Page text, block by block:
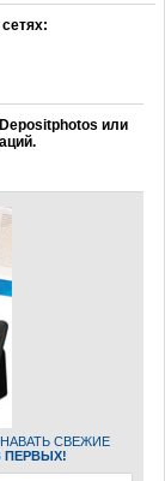
или
СВЕЖИЕ
ПЕРВЫХ!